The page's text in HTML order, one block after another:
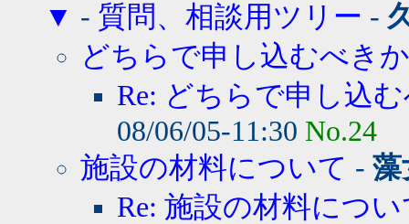
▼ - 質問、相談用ツリー -
どちらで申し込むべき
Re: どちらで申し込
08/06/05-11:30 No.24
施設の材料について - 藻
Re: 施設の材料につ